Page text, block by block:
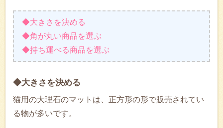
◆大きさを決める
◆角が丸い商品を選ぶ
◆持ち運べる商品を選ぶ
◆大きさを決める
猫用の大理石のマットは、正方形の形で販売されてい
る物が多いです。